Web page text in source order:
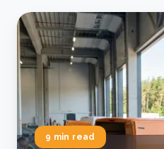
9 min read